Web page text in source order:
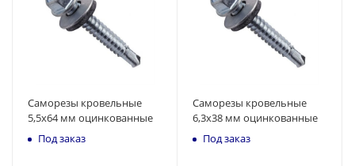
Саморезы кровельные
5,5x64 мм оцинкованные
Под заказ
Саморезы кровельные
6,3x38 мм оцинкованные
Под заказ